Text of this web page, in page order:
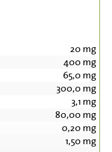
20 mg
400 mg
65,0 mg
300,0 mg
3,1 mg
80,00 mg
0,20 mg
1,50 mg